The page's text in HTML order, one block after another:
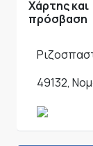
Χάρτης και
πρόσβαση
49132,